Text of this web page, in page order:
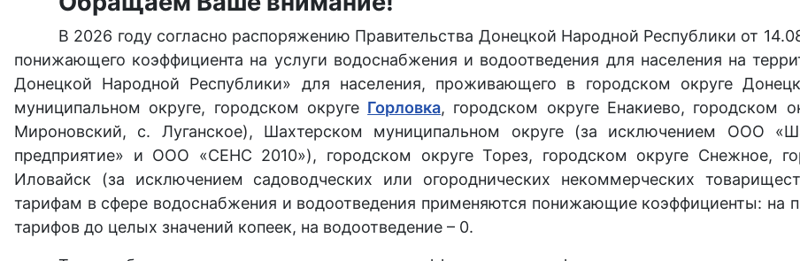
В 2026 году согласно распоряжению Правительства Донецкой Народной Республики от
понижающего коэффициента на услуги водоснабжения и водоотведения для населения на
Донецкой Народной Республики» для населения, проживающего в городском округе
муниципальном округе, городском округе Горловка, городском округе Енакиево, городском
Мироновский, с. Луганское), Шахтерском муниципальном округе (за исключением ООО
предприятие» и ООО «СЕНС 2010»), городском округе Торез, городском округе Снежное,
Иловайск (за исключением садоводческих или огороднических некоммерческих
тарифам в сфере водоснабжения и водоотведения применяются понижающие коэффициенты: на
тарифов до целых значений копеек, на водоотведение – 0.